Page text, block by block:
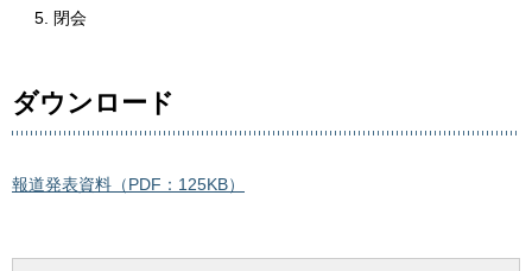
閉会
ダウンロード
報道発表資料（PDF：125KB）